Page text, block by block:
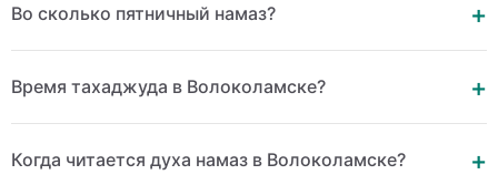
Во сколько пятничный намаз?
Время тахаджуда в Волоколамске?
Когда читается духа намаз в Волоколамске?